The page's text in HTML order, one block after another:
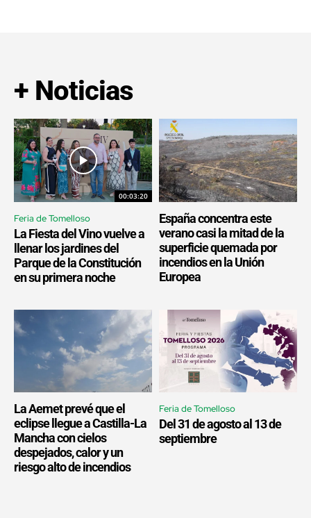
+ Noticias
00:03:20
Feria de Tomelloso
La Fiesta del Vino vuelve a
llenar los jardines del
Parque de la Constitución
en su primera noche
España concentra este
verano casi la mitad de la
superficie quemada por
incendios en la Unión
Europea
La Aemet prevé que el
eclipse llegue a Castilla-La
Mancha con cielos
despejados, calor y un
riesgo alto de incendios
Feria de Tomelloso
Del 31 de agosto al 13 de
septiembre